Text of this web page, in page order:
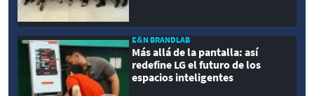
E&N BRANDLAB
Más allá de la pantalla: así
redefine LG el futuro de los
espacios inteligentes